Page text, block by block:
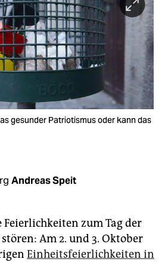
gesunder Patriotismus oder kann das
Andreas Speit
Feierlichkeiten zum Tag der
Am 2. und 3. Oktober
Einheitsfeierlichkeiten in